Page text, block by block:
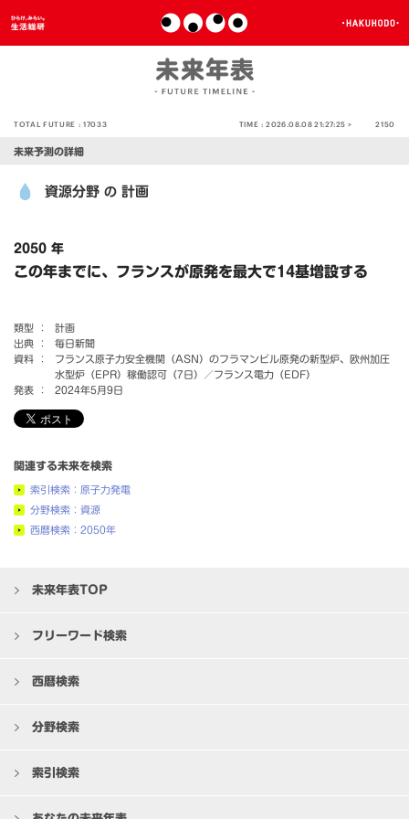
TOTAL FUTURE :17033 TIME :2026.08.08 21:27:25 > 2150
未来予測の詳細
資源分野 の 計画
2050 年
この年までに、フランスが原発を最大で14基増設する
類型 ：
計画
出典 ：
毎日新聞
資料 ：
フランス原子力安全機関（ASN）のフラマンビル原発の新型炉、欧州加圧
水型炉（EPR）稼働認可（7日）／フランス電力（EDF）
発表 ：
2024年5月9日
関連する未来を検索
索引検索：原子力発電
分野検索：資源
西暦検索：2050年
未来年表TOP
フリーワード検索
西暦検索
分野検索
索引検索